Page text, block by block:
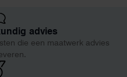
advies
die een maatwerk advies